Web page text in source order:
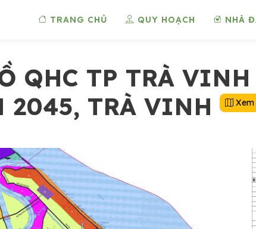
TRANG CHỦ QUY HOẠCH NHÀ
QHC TP TRÀ VINH
2045, TRÀ VINH